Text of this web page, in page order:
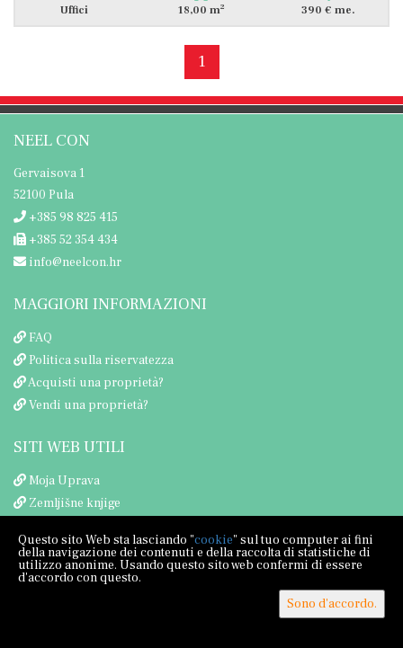
Uffici 18,00 m2 390 € me.
1
NEEL CON
Gervaisova 1
52100 Pula
+385 98 825 415
+385 52 354 434
info@neelcon.hr
MAGGIORI INFORMAZIONI
FAQ
Politica sulla riservatezza
Acquisti una proprietà?
Vendi una proprietà?
SITI WEB UTILI
Moja Uprava
Zemljišne knjige
Questo sito Web sta lasciando "cookie" sul tuo computer ai fini
della navigazione dei contenuti e della raccolta di statistiche di
utilizzo anonime. Usando questo sito web confermi di essere
d'accordo con questo.
Sono d'accordo.